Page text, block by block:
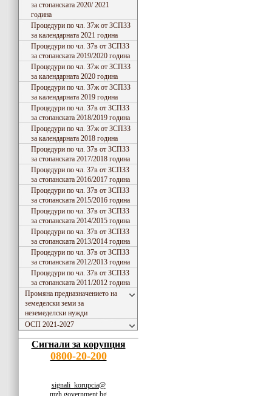
за стопанската 2020/ 2021
година
Процедури по чл. 37ж от ЗСПЗЗ
за календарната 2021 година
Процедури по чл. 37в от ЗСПЗЗ
за стопанската 2019/2020 година
Процедури по чл. 37ж от ЗСПЗЗ
за календарната 2020 година
Процедури по чл. 37ж от ЗСПЗЗ
за календарната 2019 година
Процедури по чл. 37в от ЗСПЗЗ
за стопанската 2018/2019 година
Процедури по чл. 37ж от ЗСПЗЗ
за календарната 2018 година
Процедури по чл. 37в от ЗСПЗЗ
за стопанската 2017/2018 година
Процедури по чл. 37в от ЗСПЗЗ
за стопанската 2016/2017 година
Процедури по чл. 37в от ЗСПЗЗ
за стопанската 2015/2016 година
Процедури по чл. 37в от ЗСПЗЗ
за стопанската 2014/2015 година
Процедури по чл. 37в от ЗСПЗЗ
за стопанската 2013/2014 година
Процедури по чл. 37в от ЗСПЗЗ
за стопанската 2012/2013 година
Процедури по чл. 37в от ЗСПЗЗ
за стопанската 2011/2012 година
Промяна предназначението на
земеделски земи за
неземеделски нужди
ОСП 2021-2027
Сигнали за корупция
0800-20-200
signali_korupcia@
mzh.government.bg